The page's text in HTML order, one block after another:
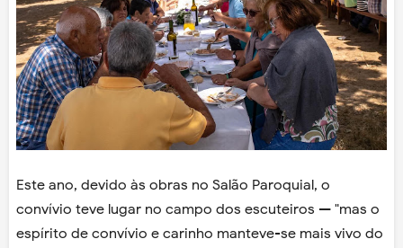
Este ano, devido às obras no Salão Paroquial, o
convívio teve lugar no campo dos escuteiros — "mas o
espírito de convívio e carinho manteve-se mais vivo do